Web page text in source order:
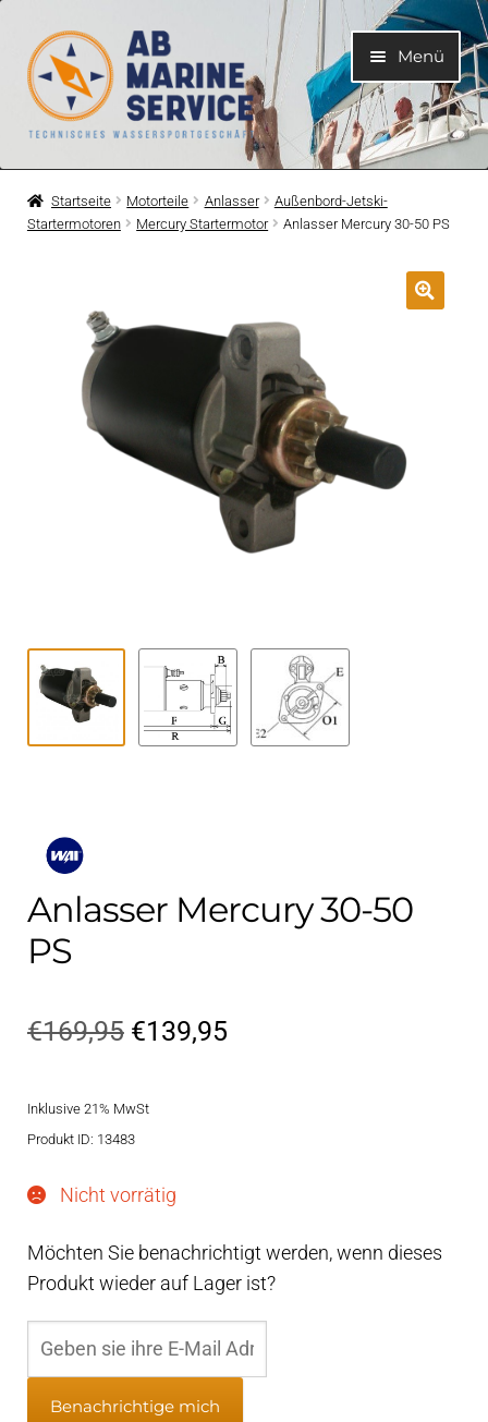
Zur
Navigation
springen
Zum
Inhalt
springen
Menü
Home
Motoren
Bootelektrik
Kühlsystem
Startseite Motorteile Anlasser
Außenbord-Jetski-
Startermotoren
Mercury Startermotor Anlasser Mercury 30-50 PS
Anlasser Mercury 30-50
PS
€169,95 Ursprünglicher
war:
€139,95Aktueller
Inklusive 21% MwSt
Produkt ID: 13483
Nicht vorrätig
Möchten Sie benachrichtigt werden, wenn dieses
Produkt wieder auf Lager ist?
Benachrichtige mich